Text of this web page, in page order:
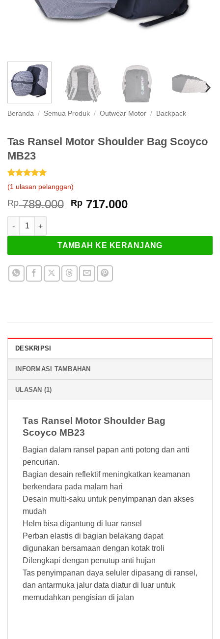
Beranda / Semua Produk / Outwear Motor / Backpack
Tas Ransel Motor Shoulder Bag Scoyco
MB23
Peringkat5
dari 5
berdasarkan
1
penilaian
pelanggan
(1 ulasan pelanggan)
Rp789.000 Harga
Rp 789.000.
Rp 717.000Harga
adalah:
Rp 717.000.
Kuantitas Tas Ransel Motor Shoulder Bag Scoyco MB23
TAMBAH KE KERANJANG
DESKRIPSI
INFORMASI TAMBAHAN
ULASAN (1)
Tas Ransel Motor Shoulder Bag
Scoyco MB23
Bagian dalam ransel papan anti potong dan anti
pencurian.
Bagian desain reflektif meningkatkan keamanan
berkendara pada malam hari
Desain multi-saku untuk penyimpanan dan akses
mudah
Helm bisa digantung di luar ransel
Perban elastis di bagian belakang dapat
digunakan bersamaan dengan kotak troli
Dilengkapi dengan penutup anti hujan
Tas penyimpanan daya seluler dipasang di ransel,
dan antarmuka jalur data diatur di luar untuk
memudahkan pengisian di jalan